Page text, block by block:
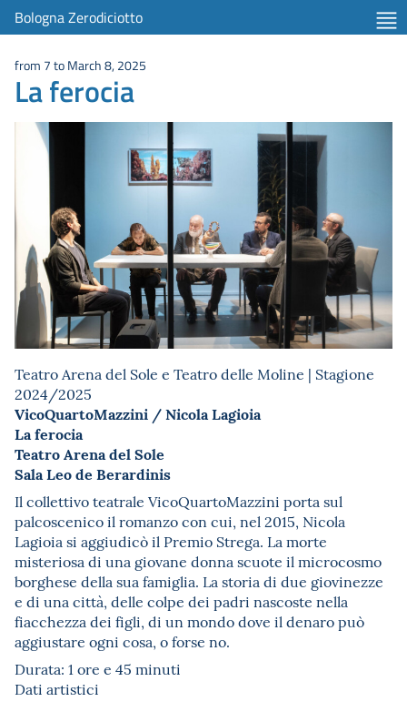
Bologna Zerodiciotto
from 7 to March 8, 2025
La ferocia
Teatro Arena del Sole e Teatro delle Moline | Stagione
2024/2025
VicoQuartoMazzini / Nicola Lagioia
La ferocia
Teatro Arena del Sole
Sala Leo de Berardinis
Il collettivo teatrale VicoQuartoMazzini porta sul
palcoscenico il romanzo con cui, nel 2015, Nicola
Lagioia si aggiudicò il Premio Strega. La morte
misteriosa di una giovane donna scuote il microcosmo
borghese della sua famiglia. La storia di due giovinezze
e di una città, delle colpe dei padri nascoste nella
fiacchezza dei figli, di un mondo dove il denaro può
aggiustare ogni cosa, o forse no.
Durata: 1 ore e 45 minuti
Dati artistici